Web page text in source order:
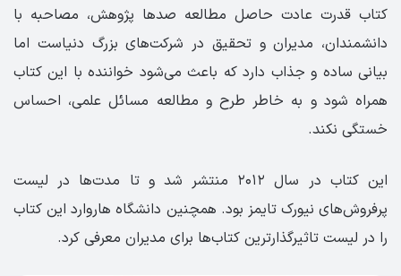
کتاب قدرت عادت حاصل مطالعه صدها پژوهش، مصاحبه با
دانشمندان، مدیران و تحقیق در شرکت‌های بزرگ دنیاست اما
بیانی ساده و جذاب دارد که باعث می‌شود خواننده با این کتاب
همراه شود و به خاطر طرح و مطالعه مسائل علمی، احساس
خستگی نکند.
این کتاب در سال ۲۰۱۲ منتشر شد و تا مدت‌ها در لیست
پرفروش‌های نیورک تایمز بود. همچنین دانشگاه هاروارد این کتاب
را در لیست تاثیرگذارترین کتاب‌ها برای مدیران معرفی کرد.